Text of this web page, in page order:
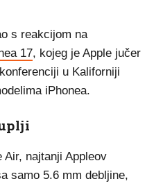
s reakcijom na
17, kojeg je Apple jučer
u Kaliforniji
iPhonea.
Air, najtanji Appleov
samo 5.6 mm debljine,